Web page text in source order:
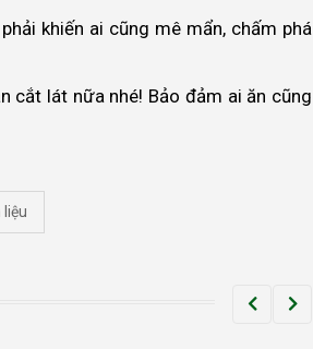
khiến ai cũng mê mẩn, chấm phá
cắt lát nữa nhé! Bảo đảm ai ăn cũng